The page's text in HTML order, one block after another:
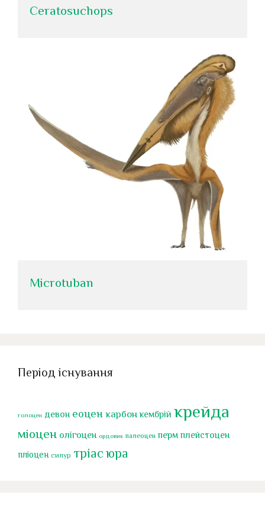
Ceratosuchops
Microtuban
Період існування
голоцен девон еоцен карбон кембрій крейда
міоцен олігоцен ордовик палеоцен перм плейстоцен
пліоцен силур тріасюра